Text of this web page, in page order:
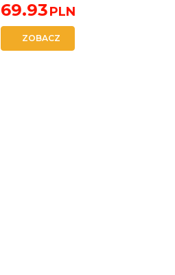
69.93PLN
ZOBACZ